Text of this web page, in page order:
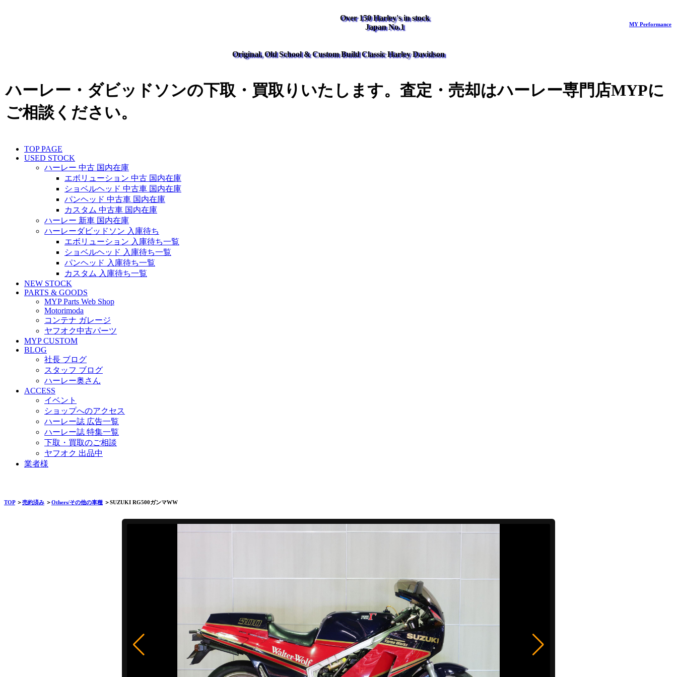
Over 150 Harley's in stock
Japan No.1
MY Performance
Original, Old School & Custom Build Classic Harley Davidson
ハーレー・ダビッドソンの下取・買取りいたします。査定・売却はハーレー専門店MYPに
ご相談ください。
TOP PAGE
USED STOCK
ハーレー 中古 国内在庫
エボリューション 中古 国内在庫
ショベルヘッド 中古車 国内在庫
パンヘッド 中古車 国内在庫
カスタム 中古車 国内在庫
ハーレー 新車 国内在庫
ハーレーダビッドソン 入庫待ち
エボリューション 入庫待ち一覧
ショベルヘッド 入庫待ち一覧
パンヘッド 入庫待ち一覧
カスタム 入庫待ち一覧
NEW STOCK
PARTS & GOODS
MYP Parts Web Shop
Motorimoda
コンテナ ガレージ
ヤフオク中古パーツ
MYP CUSTOM
BLOG
社長 ブログ
スタッフ ブログ
ハーレー奥さん
ACCESS
イベント
ショップへのアクセス
ハーレー誌 広告一覧
ハーレー誌 特集一覧
下取・買取のご相談
ヤフオク 出品中
業者様
TOP＞売約済み ＞Others/その他の車種 ＞SUZUKI RG500ガンマWW